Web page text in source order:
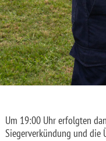
Um 19:00 Uhr erfolgten
Siegerverkündung und die